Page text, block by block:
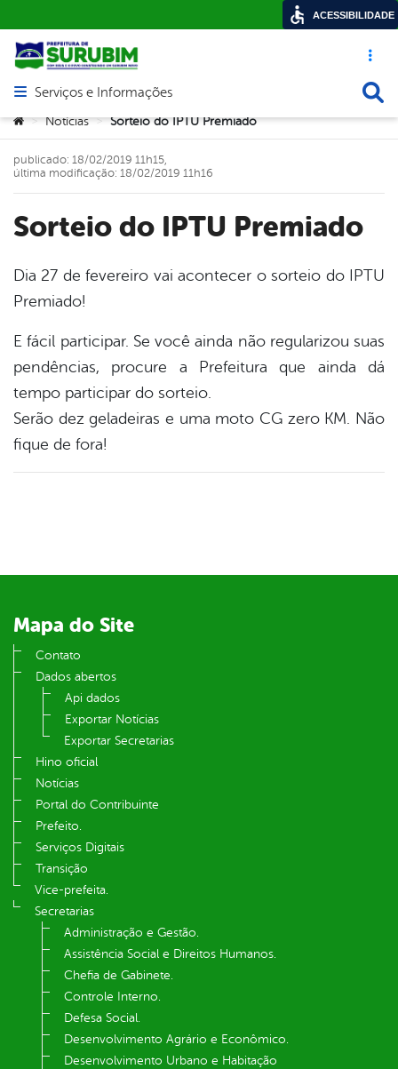
Acesso
Abrir menu principal de navegação
Serviços e Informações
Você está aqui:
> Notícias > Sorteio do IPTU Premiado
Sorteio do IPTU Premiado
publicado: 18/02/2019 11h15,
última modificação: 18/02/2019 11h16
Dia 27 de fevereiro vai acontecer o sorteio do IPTU
Premiado!
E fácil participar. Se você ainda não regularizou suas
pendências, procure a Prefeitura que ainda dá
tempo participar do sorteio.
Serão dez geladeiras e uma moto CG zero KM. Não
fique de fora!
Mapa do Site
Contato
Dados abertos
Api dados
Exportar Notícias
Exportar Secretarias
Hino oficial
Notícias
Portal do Contribuinte
Prefeito.
Serviços Digitais
Transição
Vice-prefeita.
Secretarias
Administração e Gestão.
Assistência Social e Direitos Humanos.
Chefia de Gabinete.
Controle Interno.
Defesa Social.
Desenvolvimento Agrário e Econômico.
Desenvolvimento Urbano e Habitação
ACESSIBILIDADE